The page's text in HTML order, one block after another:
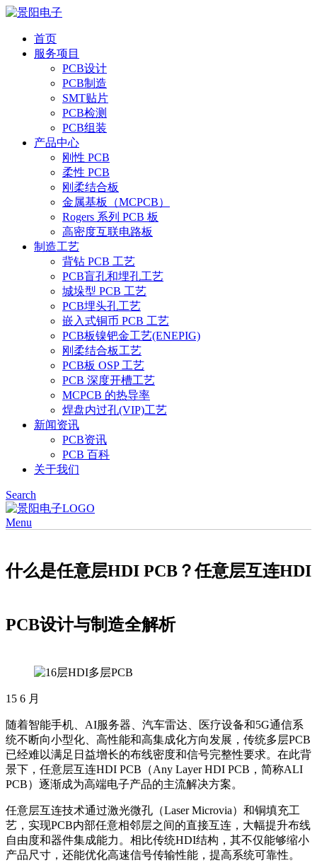
首页
服务项目
PCB设计
PCB制造
SMT贴片
PCB检测
PCB组装
产品中心
刚性 PCB
柔性 PCB
刚柔结合板
金属基板（MCPCB）
Rogers 系列 PCB 板
高密度互联电路板
制造工艺
背钻 PCB 工艺
PCB盲孔和埋孔工艺
城垛型 PCB 工艺
PCB埋头孔工艺
嵌入式铜币 PCB 工艺
PCB板镍钯金工艺(ENEPIG)
刚柔结合板工艺
PCB板 OSP 工艺
PCB 深度开槽工艺
MCPCB 的热导率
焊盘内过孔(VIP)工艺
新闻资讯
PCB资讯
PCB 百科
关于我们
Search
Menu
什么是任意层HDI PCB？任意层互连HDI
PCB设计与制造全解析
15 6 月
随着智能手机、AI服务器、汽车雷达、医疗设备和5G通信系
统不断向小型化、高性能和高集成化方向发展，传统多层PCB
已经难以满足日益增长的布线密度和信号完整性要求。在此背
景下，任意层互连HDI PCB（Any Layer HDI PCB，简称ALI
PCB）逐渐成为高端电子产品的主流解决方案。
任意层互连技术通过激光微孔（Laser Microvia）和铜填充工
艺，实现PCB内部任意相邻层之间的直接互连，大幅提升布线
自由度和器件集成能力。相比传统HDI结构，其不仅能够缩小
产品尺寸，还能优化高速信号传输性能，提高系统可靠性。